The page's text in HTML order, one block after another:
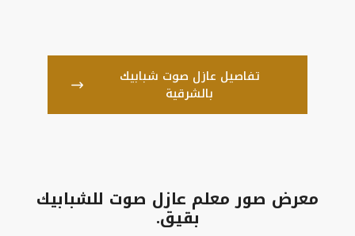
تفاصيل عازل صوت شبابيك
بالشرقية
معرض صور معلم عازل صوت للشبابيك
بقيق.